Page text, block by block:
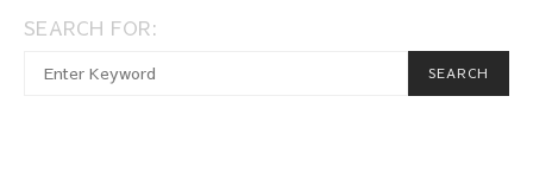
SEARCH FOR:
When autocomplete results are available use up and
SEARCH